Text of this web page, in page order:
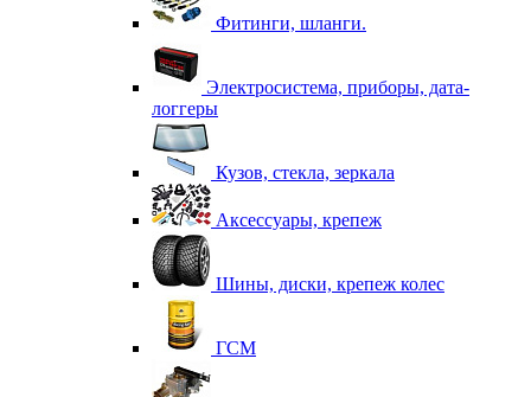
Фитинги, шланги.
Электросистема, приборы, дата-
логгеры
Кузов, стекла, зеркала
Аксессуары, крепеж
Шины, диски, крепеж колес
ГСМ